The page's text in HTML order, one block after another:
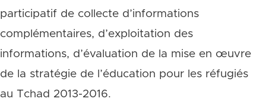
participatif de collecte d’informations
complémentaires, d’exploitation des
informations, d’évaluation de la mise en œuvre
de la stratégie de l’éducation pour les réfugiés
au Tchad 2013-2016.